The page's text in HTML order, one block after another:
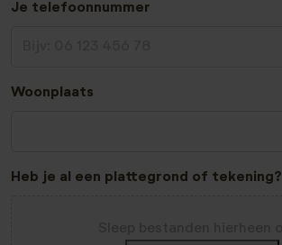
Je telefoonnummer
Woonplaats
Heb je al een plattegrond of tekening?